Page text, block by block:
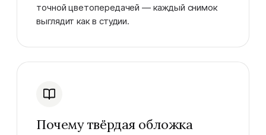
точной цветопередачей — каждый снимок
выглядит как в студии.
Почему твёрдая обложка